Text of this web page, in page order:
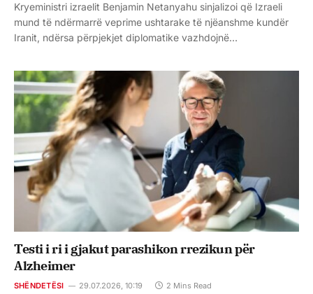
Kryeministri izraelit Benjamin Netanyahu sinjalizoi që Izraeli
mund të ndërmarrë veprime ushtarake të njëanshme kundër
Iranit, ndërsa përpjekjet diplomatike vazhdojnë…
Testi i ri i gjakut parashikon rrezikun për
Alzheimer
SHËNDETËSI 29.07.2026, 10:19 2 Mins Read